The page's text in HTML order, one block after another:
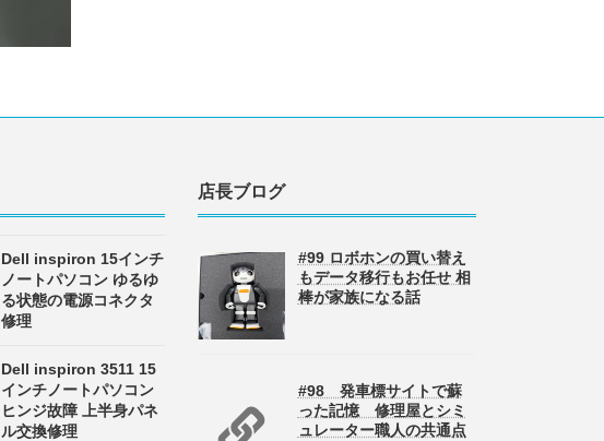
Dell inspiron 15インチ
ノートパソコン ゆるゆ
る状態の電源コネクタ
修理
Dell inspiron 3511 15
インチノートパソコン
ヒンジ故障 上半身パネ
ル交換修理
店長ブログ
#99 ロボホンの買い替え
もデータ移行もお任せ 相
棒が家族になる話
#98 発車標サイトで蘇
った記憶 修理屋とシミ
ュレーター職人の共通点